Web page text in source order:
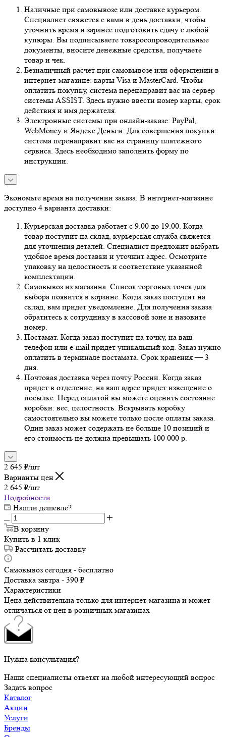
Наличные при самовывозе или доставке курьером.
Специалист свяжется с вами в день доставки, чтобы
уточнить время и заранее подготовить сдачу с любой
купюры. Вы подписываете товаросопроводительные
документы, вносите денежные средства, получаете
товар и чек.
Безналичный расчет при самовывозе или оформлении в
интернет-магазине: карты Visa и MasterCard. Чтобы
оплатить покупку, система перенаправит вас на сервер
системы ASSIST. Здесь нужно ввести номер карты, срок
действия и имя держателя.
Электронные системы при онлайн-заказе: PayPal,
WebMoney и Яндекс.Деньги. Для совершения покупки
система перенаправит вас на страницу платежного
сервиса. Здесь необходимо заполнить форму по
инструкции.
Экономьте время на получении заказа. В интернет-магазине
доступно 4 варианта доставки:
Курьерская доставка работает с 9.00 до 19.00. Когда
товар поступит на склад, курьерская служба свяжется
для уточнения деталей. Специалист предложит выбрать
удобное время доставки и уточнит адрес. Осмотрите
упаковку на целостность и соответствие указанной
комплектации.
Самовывоз из магазина. Список торговых точек для
выбора появится в корзине. Когда заказ поступит на
склад, вам придет уведомление. Для получения заказа
обратитесь к сотруднику в кассовой зоне и назовите
номер.
Постамат. Когда заказ поступит на точку, на ваш
телефон или e-mail придет уникальный код. Заказ нужно
оплатить в терминале постамата. Срок хранения — 3
дня.
Почтовая доставка через почту России. Когда заказ
придет в отделение, на ваш адрес придет извещение о
посылке. Перед оплатой вы можете оценить состояние
коробки: вес, целостность. Вскрывать коробку
самостоятельно вы можете только после оплаты заказа.
Один заказ может содержать не больше 10 позиций и
его стоимость не должна превышать 100 000 р.
2 645 ₽/шт
Варианты цен
2 645 ₽/шт
Подробности
Нашли дешевле?
В корзину
Купить в 1 клик
Рассчитать доставку
Самовывоз сегодня - бесплатно
Доставка завтра - 390 ₽
Характеристики
Цена действительна только для интернет-магазина и может
отличаться от цен в розничных магазинах
Нужна консультация?
Наши специалисты ответят на любой интересующий вопрос
Задать вопрос
Каталог
Акции
Услуги
Бренды